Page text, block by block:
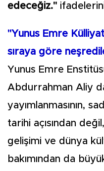
edeceğiz."
"Yunus Emre
sıraya göre
Yunus Emre
Abdurrahman Aliy
yayımlanmasının,
tarihi açısından
gelişimi ve dünya
bakımından da